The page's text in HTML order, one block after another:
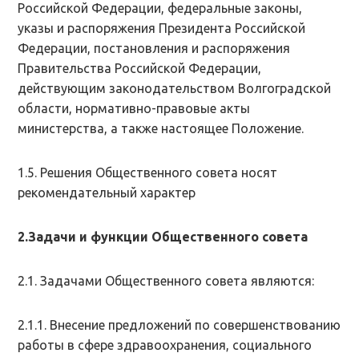
Российской Федерации, федеральные законы,
указы и распоряжения Президента Российской
Федерации, постановления и распоряжения
Правительства Российской Федерации,
действующим законодательством Волгоградской
области, нормативно-правовые акты
министерства, а также настоящее Положение.
1.5. Решения Общественного совета носят
рекомендательный характер
2.Задачи и функции Общественного совета
2.1. Задачами Общественного совета являются:
2.1.1. Внесение предложений по совершенствованию
работы в сфере здравоохранения, социального